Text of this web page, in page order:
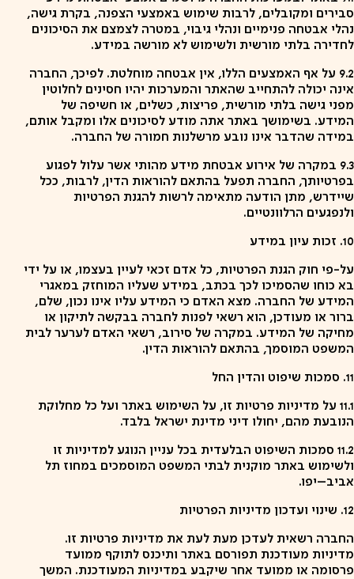
סבירים ומקובלים, לרבות שימוש באמצעי הצפנה, בקרת גישה,
נהלי אבטחה פנימיים ונהלי גיבוי, במטרה לצמצם את הסיכונים
לחדירה בלתי מורשית ולשימוש לא מורשה במידע.
9.2 על אף האמצעים הללו, אין אבטחה מוחלטת. לפיכך, החברה
אינה יכולה להתחייב שהאתר והמערכות יהיו חסינים לחלוטין
מפני גישה בלתי מורשית, פריצות, כשלים, או חשיפה של
המידע. בשימושך באתר אתה מודע לסיכונים אלו ומקבל אותם,
במידה שהדבר אינו נובע מרשלנות חמורה של החברה.
9.3 במקרה של אירוע אבטחת מידע מהותי אשר עלול לפגוע
בפרטיותך, החברה תפעל בהתאם להוראות הדין, לרבות, ככל
שיידרש, מתן הודעה מתאימה לרשות להגנת הפרטיות
ולנפגעים הרלוונטיים.
10. זכות עיון במידע
על-פי חוק הגנת הפרטיות, כל אדם זכאי לעיין בעצמו, או על ידי
בא כוחו שהסמיכו לכך בכתב, במידע שעליו המוחזק במאגרי
המידע של החברה. מצא האדם כי המידע עליו אינו נכון, שלם,
ברור או מעודכן, הוא רשאי לפנות לחברה בבקשה לתיקון או
מחיקה של המידע. במקרה של סירוב, רשאי האדם לערער לבית
המשפט המוסמך, בהתאם להוראות הדין.
11. סמכות שיפוט והדין החל
11.1 על מדיניות פרטיות זו, על השימוש באתר ועל כל מחלוקת
הנובעת מהם, יחולו דיני מדינת ישראל בלבד.
11.2 סמכות השיפוט הבלעדית בכל עניין הנוגע למדיניות זו
ולשימוש באתר מוקנית לבתי המשפט המוסמכים במחוז תל
אביב–יפו.
12. שינוי ועדכון מדיניות הפרטיות
החברה רשאית לעדכן מעת לעת את מדיניות פרטיות זו.
מדיניות מעודכנת תפורסם באתר ותיכנס לתוקף ממועד
פרסומה או ממועד אחר שיקבע במדיניות המעודכנת. המשך